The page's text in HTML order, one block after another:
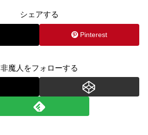
シェアする
Pinterest
非魔人をフォローする